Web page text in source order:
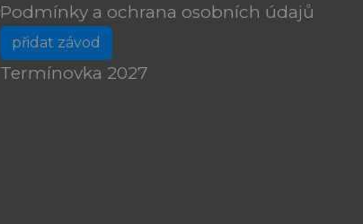
Podmínky a ochrana osobních údajů
přidat závod
Termínovka 2027